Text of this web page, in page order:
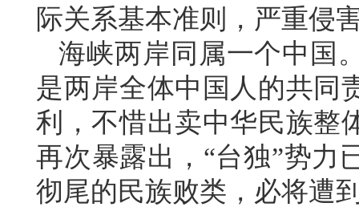
际关系基本准则，严重侵
海峡两岸同属一个中国
是两岸全体中国人的共同
利，不惜出卖中华民族整
再次暴露出，“台独”势力
彻尾的民族败类，必将遭